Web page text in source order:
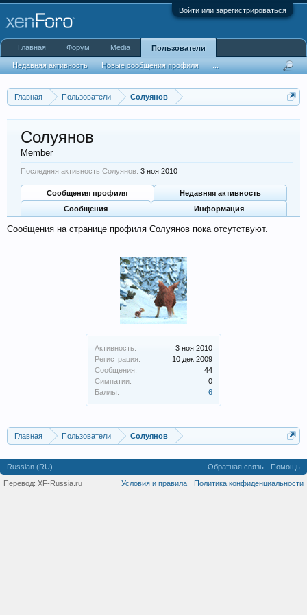
Войти или зарегистрироваться
Главная Пользователи Солуянов
Активность:
3 ноя 2010
Регистрация:
10 дек 2009
Сообщения:
44
Симпатии:
0
Баллы:
6
Солуянов
Member
Последняя активность Солуянов: 3 ноя 2010
Сообщения профиля
Недавняя активность
Сообщения
Информация
Сообщения на странице профиля Солуянов пока отсутствуют.
Главная Пользователи Солуянов
Главная Форум Media Пользователи
Недавняя активность Новые сообщения профиля
Russian (RU) Обратная связь
Помощь
Условия и правила
Политика конфиденциальности
Перевод: XF-Russia.ru